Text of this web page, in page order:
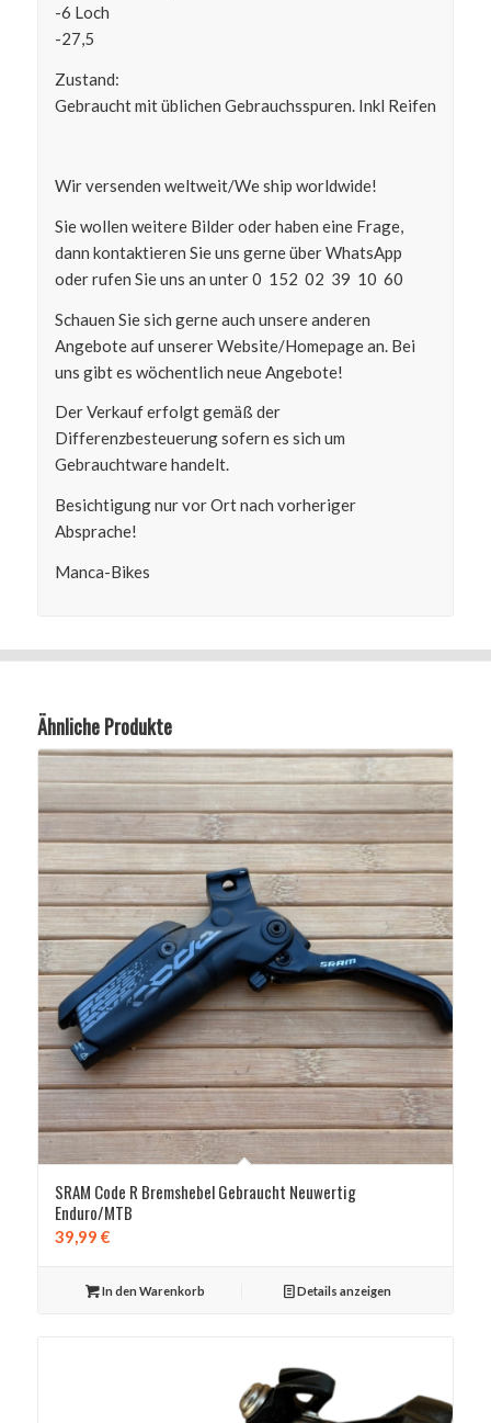
-6 Loch
-27,5
Zustand:
Gebraucht mit üblichen Gebrauchsspuren. Inkl Reifen
Wir versenden weltweit/We ship worldwide!
Sie wollen weitere Bilder oder haben eine Frage,
dann kontaktieren Sie uns gerne über WhatsApp
oder rufen Sie uns an unter 0 152 02 39 10 60
Schauen Sie sich gerne auch unsere anderen
Angebote auf unserer Website/Homepage an. Bei
uns gibt es wöchentlich neue Angebote!
Der Verkauf erfolgt gemäß der
Differenzbesteuerung sofern es sich um
Gebrauchtware handelt.
Besichtigung nur vor Ort nach vorheriger
Absprache!
Manca-Bikes
Ähnliche Produkte
SRAM Code R Bremshebel Gebraucht Neuwertig
Enduro/MTB
39,99 €
In den Warenkorb Details anzeigen